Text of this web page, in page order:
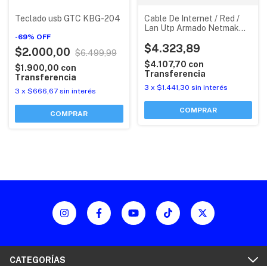
Teclado usb GTC KBG-204
-69% OFF
$2.000,00 $6.499,99
$1.900,00 con
Transferencia
3 x $666,67 sin interés
Cable De Internet / Red /
Lan Utp Armado Netmak
$4.323,89
$4.107,70 con
Transferencia
3 x $1.441,30 sin interés
CATEGORÍAS